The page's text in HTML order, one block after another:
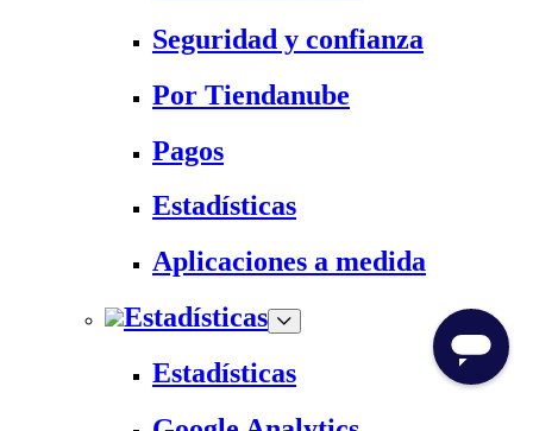
Seguridad y confianza
Por Tiendanube
Pagos
Estadísticas
Aplicaciones a medida
Estadísticas
Estadísticas